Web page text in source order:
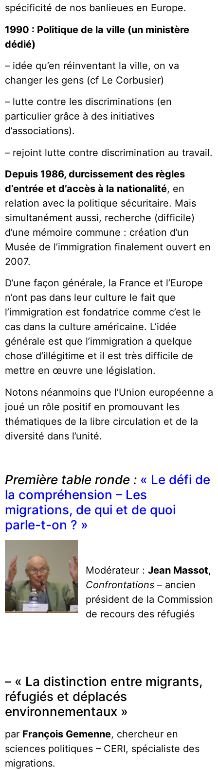
spécificité de nos banlieues en Europe.
1990 : Politique de la ville (un ministère
dédié)
– idée qu’en réinventant la ville, on va
changer les gens (cf Le Corbusier)
– lutte contre les discriminations (en
particulier grâce à des initiatives
d’associations).
– rejoint lutte contre discrimination au travail.
Depuis 1986, durcissement des règles
d’entrée et d’accès à la nationalité, en
relation avec la politique sécuritaire. Mais
simultanément aussi, recherche (difficile)
d’une mémoire commune : création d’un
Musée de l’immigration finalement ouvert en
2007.
D’une façon générale, la France et l’Europe
n’ont pas dans leur culture le fait que
l’immigration est fondatrice comme c’est le
cas dans la culture américaine. L’idée
générale est que l’immigration a quelque
chose d’illégitime et il est très difficile de
mettre en œuvre une législation.
Notons néanmoins que l’Union européenne a
joué un rôle positif en promouvant les
thématiques de la libre circulation et de la
diversité dans l’unité.
Première table ronde : « Le défi de
la compréhension – Les
migrations, de qui et de quoi
parle-t-on ? »
Modérateur : Jean Massot,
Confrontations – ancien
président de la Commission
de recours des réfugiés
– « La distinction entre migrants,
réfugiés et déplacés
environnementaux »
par François Gemenne, chercheur en
sciences politiques – CERI, spécialiste des
migrations.